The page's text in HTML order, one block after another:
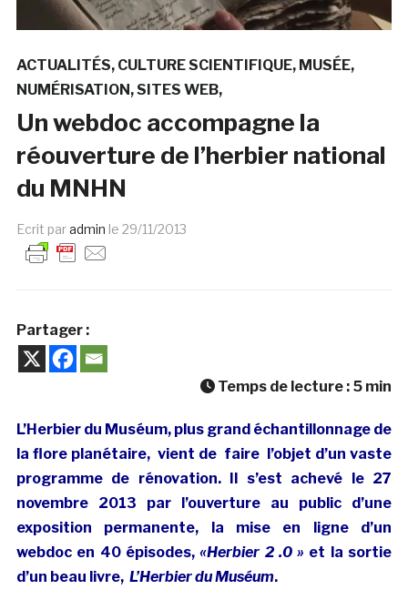
ACTUALITÉS CULTURE SCIENTIFIQUE MUSÉE
NUMÉRISATION SITES WEB
Un webdoc accompagne la
réouverture de l’herbier national
du MNHN
Ecrit paradmin le 29/11/2013
Partager :
Temps de lecture : 5 min
L’Herbier du Muséum, plus grand échantillonnage de
la flore planétaire, vient de faire l’objet d’un vaste
programme de rénovation. Il s’est achevé le 27
novembre 2013 par l’ouverture au public d’une
exposition permanente, la mise en ligne d’un
webdoc en 40 épisodes,«Herbier 2 .0 » et la sortie
d’un beau livre, L’Herbier du Muséum.